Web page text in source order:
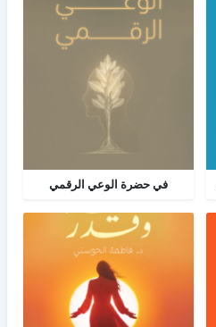
في حضرة الوعي الرقمي